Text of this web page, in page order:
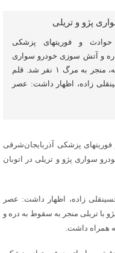
و فوریتهای پزشکی
و آتش سوزی خودرو سواری
پژو و تریلی در اتوبان جاده قره چمن – میانه، منجر به مرگ ۱ نفر شد. قلم
زاده، اظهار داشت: عصر
پزشکی آذربایجان‌شرقی
سواری پژو و تریلی در اتوبان
زاده، اظهار داشت: عصر
با تریلی منجر به سقوط به دره و
همراه داشت.